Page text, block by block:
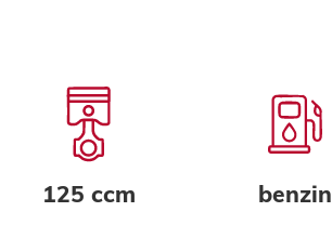
125 ccm benzin